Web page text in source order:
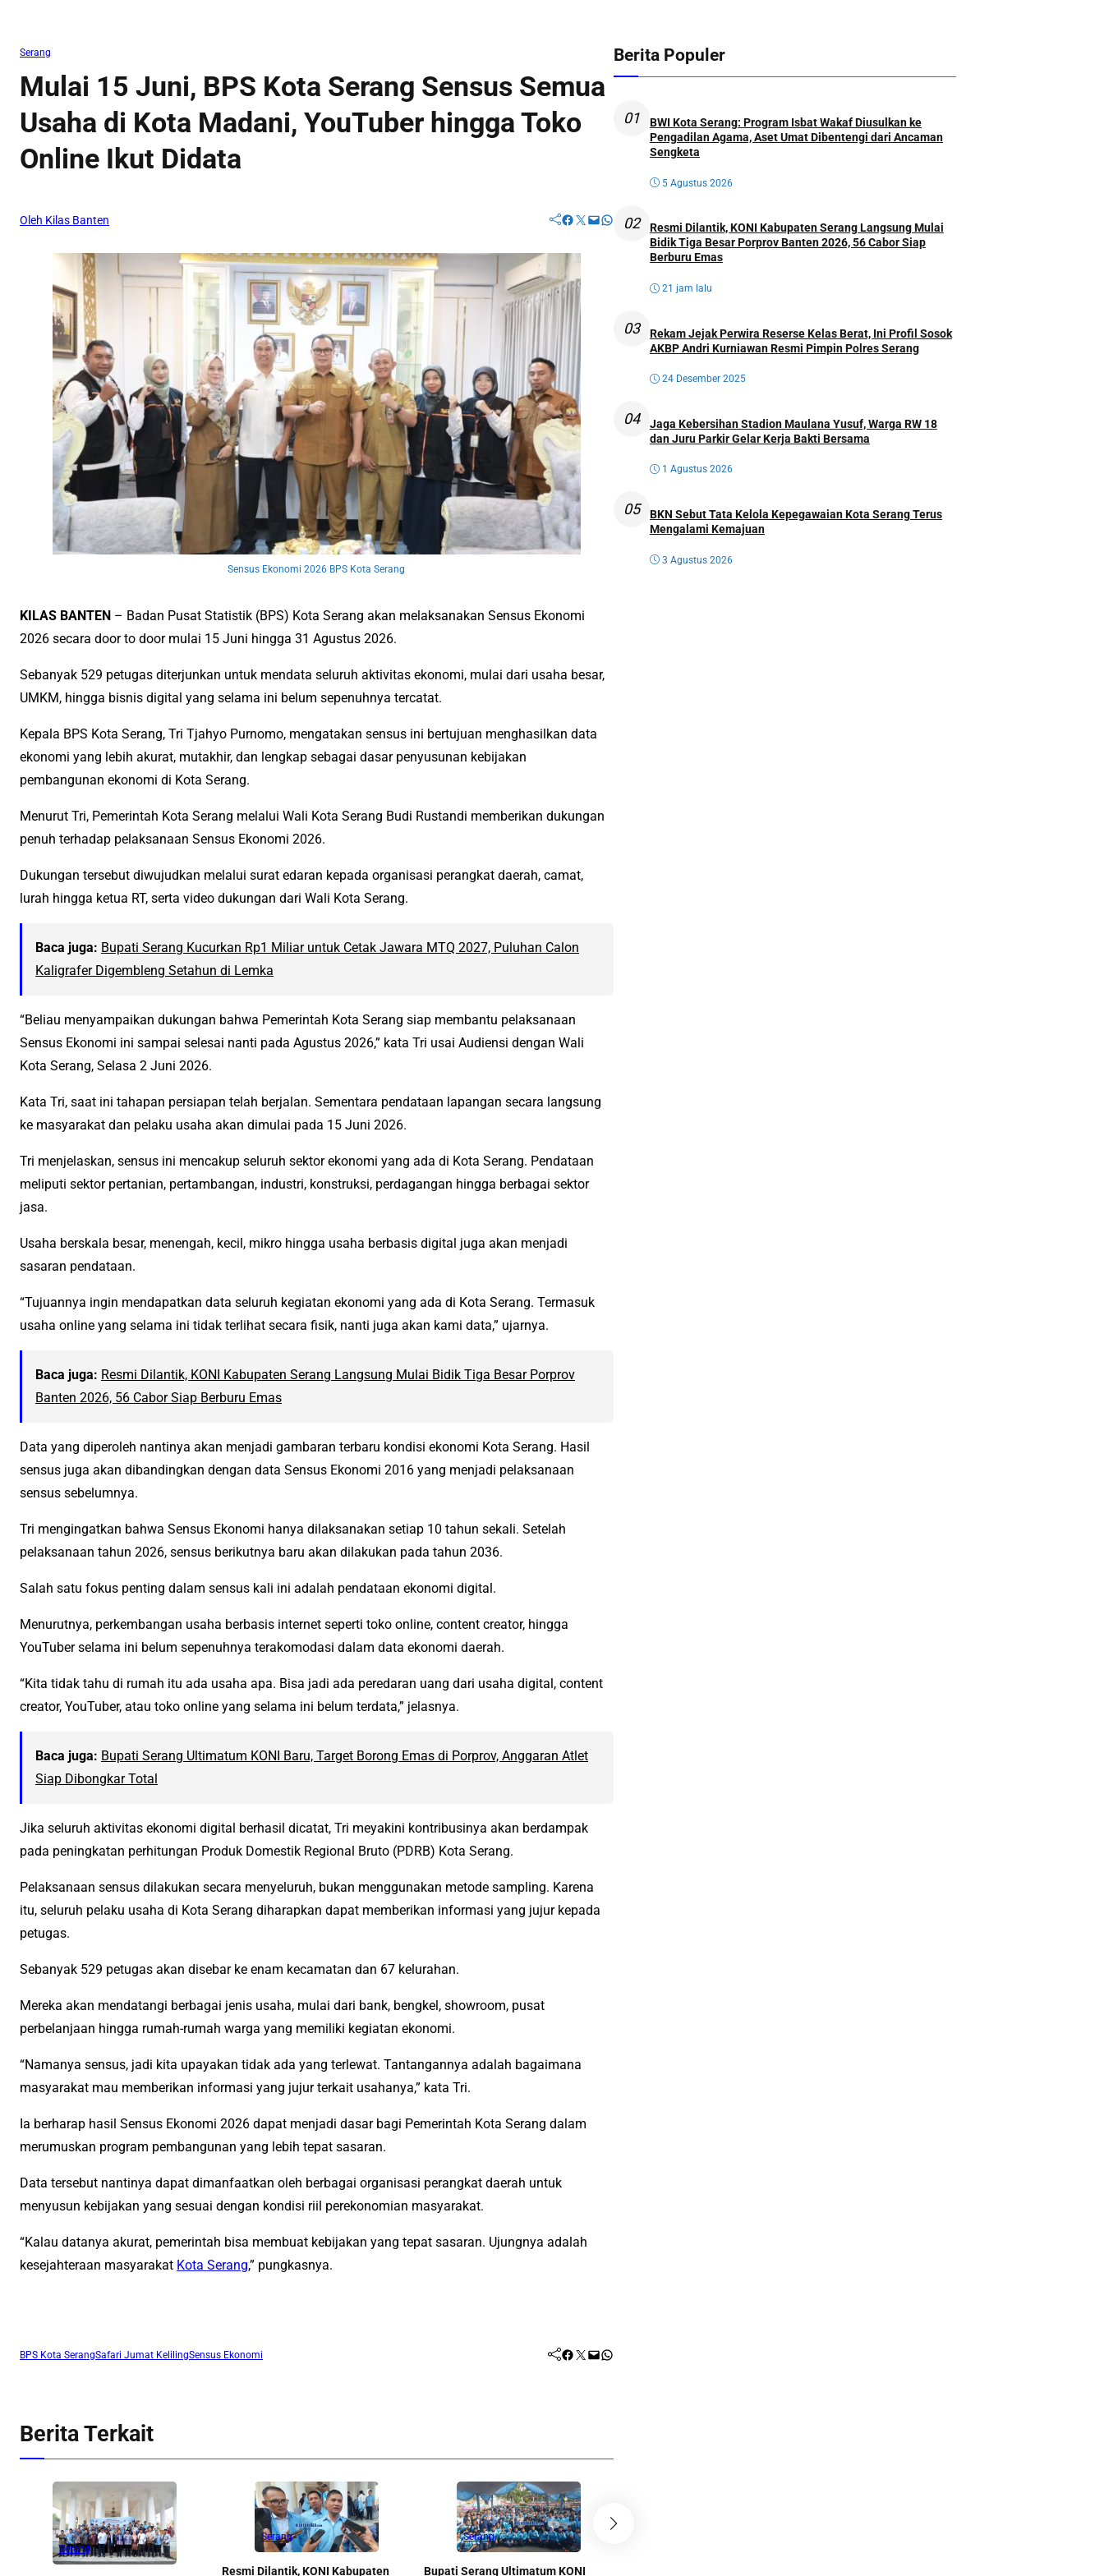
Serang
Mulai 15 Juni, BPS Kota Serang Sensus Semua
Usaha di Kota Madani, YouTuber hingga Toko
Online Ikut Didata
Oleh Kilas Banten Facebook Twitter Mail WhatsApp
Sensus Ekonomi 2026 BPS Kota Serang
KILAS BANTEN – Badan Pusat Statistik (BPS) Kota Serang akan melaksanakan Sensus Ekonomi
2026 secara door to door mulai 15 Juni hingga 31 Agustus 2026.
Sebanyak 529 petugas diterjunkan untuk mendata seluruh aktivitas ekonomi, mulai dari usaha besar,
UMKM, hingga bisnis digital yang selama ini belum sepenuhnya tercatat.
Kepala BPS Kota Serang, Tri Tjahyo Purnomo, mengatakan sensus ini bertujuan menghasilkan data
ekonomi yang lebih akurat, mutakhir, dan lengkap sebagai dasar penyusunan kebijakan
pembangunan ekonomi di Kota Serang.
Menurut Tri, Pemerintah Kota Serang melalui Wali Kota Serang Budi Rustandi memberikan dukungan
penuh terhadap pelaksanaan Sensus Ekonomi 2026.
Dukungan tersebut diwujudkan melalui surat edaran kepada organisasi perangkat daerah, camat,
lurah hingga ketua RT, serta video dukungan dari Wali Kota Serang.
Baca juga: Bupati Serang Kucurkan Rp1 Miliar untuk Cetak Jawara MTQ 2027, Puluhan Calon
Kaligrafer Digembleng Setahun di Lemka
“Beliau menyampaikan dukungan bahwa Pemerintah Kota Serang siap membantu pelaksanaan
Sensus Ekonomi ini sampai selesai nanti pada Agustus 2026,” kata Tri usai Audiensi dengan Wali
Kota Serang, Selasa 2 Juni 2026.
Kata Tri, saat ini tahapan persiapan telah berjalan. Sementara pendataan lapangan secara langsung
ke masyarakat dan pelaku usaha akan dimulai pada 15 Juni 2026.
Tri menjelaskan, sensus ini mencakup seluruh sektor ekonomi yang ada di Kota Serang. Pendataan
meliputi sektor pertanian, pertambangan, industri, konstruksi, perdagangan hingga berbagai sektor
jasa.
Usaha berskala besar, menengah, kecil, mikro hingga usaha berbasis digital juga akan menjadi
sasaran pendataan.
“Tujuannya ingin mendapatkan data seluruh kegiatan ekonomi yang ada di Kota Serang. Termasuk
usaha online yang selama ini tidak terlihat secara fisik, nanti juga akan kami data,” ujarnya.
Baca juga: Resmi Dilantik, KONI Kabupaten Serang Langsung Mulai Bidik Tiga Besar Porprov
Banten 2026, 56 Cabor Siap Berburu Emas
Data yang diperoleh nantinya akan menjadi gambaran terbaru kondisi ekonomi Kota Serang. Hasil
sensus juga akan dibandingkan dengan data Sensus Ekonomi 2016 yang menjadi pelaksanaan
sensus sebelumnya.
Tri mengingatkan bahwa Sensus Ekonomi hanya dilaksanakan setiap 10 tahun sekali. Setelah
pelaksanaan tahun 2026, sensus berikutnya baru akan dilakukan pada tahun 2036.
Salah satu fokus penting dalam sensus kali ini adalah pendataan ekonomi digital.
Menurutnya, perkembangan usaha berbasis internet seperti toko online, content creator, hingga
YouTuber selama ini belum sepenuhnya terakomodasi dalam data ekonomi daerah.
“Kita tidak tahu di rumah itu ada usaha apa. Bisa jadi ada peredaran uang dari usaha digital, content
creator, YouTuber, atau toko online yang selama ini belum terdata,” jelasnya.
Baca juga: Bupati Serang Ultimatum KONI Baru, Target Borong Emas di Porprov, Anggaran Atlet
Siap Dibongkar Total
Jika seluruh aktivitas ekonomi digital berhasil dicatat, Tri meyakini kontribusinya akan berdampak
pada peningkatan perhitungan Produk Domestik Regional Bruto (PDRB) Kota Serang.
Pelaksanaan sensus dilakukan secara menyeluruh, bukan menggunakan metode sampling. Karena
itu, seluruh pelaku usaha di Kota Serang diharapkan dapat memberikan informasi yang jujur kepada
petugas.
Sebanyak 529 petugas akan disebar ke enam kecamatan dan 67 kelurahan.
Mereka akan mendatangi berbagai jenis usaha, mulai dari bank, bengkel, showroom, pusat
perbelanjaan hingga rumah-rumah warga yang memiliki kegiatan ekonomi.
“Namanya sensus, jadi kita upayakan tidak ada yang terlewat. Tantangannya adalah bagaimana
masyarakat mau memberikan informasi yang jujur terkait usahanya,” kata Tri.
Ia berharap hasil Sensus Ekonomi 2026 dapat menjadi dasar bagi Pemerintah Kota Serang dalam
merumuskan program pembangunan yang lebih tepat sasaran.
Data tersebut nantinya dapat dimanfaatkan oleh berbagai organisasi perangkat daerah untuk
menyusun kebijakan yang sesuai dengan kondisi riil perekonomian masyarakat.
“Kalau datanya akurat, pemerintah bisa membuat kebijakan yang tepat sasaran. Ujungnya adalah
kesejahteraan masyarakat Kota Serang,” pungkasnya.
BPS Kota SerangSafari Jumat KelilingSensus Ekonomi Facebook Twitter Mail WhatsApp
Berita Terkait
Serang
Serang
Resmi Dilantik, KONI Kabupaten
Serang
Bupati Serang Ultimatum KONI
Berita Populer
01
BWI Kota Serang: Program Isbat Wakaf Diusulkan ke
Pengadilan Agama, Aset Umat Dibentengi dari Ancaman
Sengketa
5 Agustus 2026
02
Resmi Dilantik, KONI Kabupaten Serang Langsung Mulai
Bidik Tiga Besar Porprov Banten 2026, 56 Cabor Siap
Berburu Emas
21 jam lalu
03
Rekam Jejak Perwira Reserse Kelas Berat, Ini Profil Sosok
AKBP Andri Kurniawan Resmi Pimpin Polres Serang
24 Desember 2025
04
Jaga Kebersihan Stadion Maulana Yusuf, Warga RW 18
dan Juru Parkir Gelar Kerja Bakti Bersama
1 Agustus 2026
05
BKN Sebut Tata Kelola Kepegawaian Kota Serang Terus
Mengalami Kemajuan
3 Agustus 2026